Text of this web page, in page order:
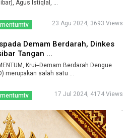
Agus Istiqlal, ...
23 Agu 2024, 3693 Views
Demam Berdarah, Dinkes
Tangan ...
Krui--Demam Berdarah Dengue
(DBD) merupakan salah satu ...
17 Jul 2024, 4174 Views